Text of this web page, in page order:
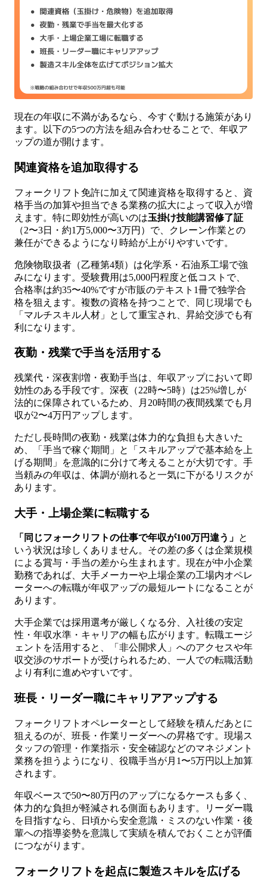
現在の年収に不満があるなら、今すぐ動ける施策があり
ます。以下の5つの方法を組み合わせることで、年収ア
ップの道が開けます。
関連資格を追加取得する
フォークリフト免許に加えて関連資格を取得すると、資
格手当の加算や担当できる業務の拡大によって収入が増
えます。特に即効性が高いのは玉掛け技能講習修了証
（2〜3日・約1万5,000〜3万円）で、クレーン作業との
兼任ができるようになり時給が上がりやすいです。
危険物取扱者（乙種第4類）は化学系・石油系工場で強
みになります。受験費用は5,000円程度と低コストで、
合格率は約35〜40%ですが市販のテキスト1冊で独学合
格を狙えます。複数の資格を持つことで、同じ現場でも
「マルチスキル人材」として重宝され、昇給交渉でも有
利になります。
夜勤・残業で手当を活用する
残業代・深夜割増・夜勤手当は、年収アップにおいて即
効性のある手段です。深夜（22時〜5時）は25%増しが
法的に保障されているため、月20時間の夜間残業でも月
収が2〜4万円アップします。
ただし長時間の夜勤・残業は体力的な負担も大きいた
め、「手当で稼ぐ期間」と「スキルアップで基本給を上
げる期間」を意識的に分けて考えることが大切です。手
当頼みの年収は、体調が崩れると一気に下がるリスクが
あります。
大手・上場企業に転職する
「同じフォークリフトの仕事で年収が100万円違う」 と
いう状況は珍しくありません。その差の多くは企業規模
による賞与・手当の差から生まれます。現在が中小企業
勤務であれば、大手メーカーや上場企業の工場内オペレ
ーターへの転職が年収アップの最短ルートになることが
あります。
大手企業では採用選考が厳しくなる分、入社後の安定
性・年収水準・キャリアの幅も広がります。転職エージ
ェントを活用すると、「非公開求人」へのアクセスや年
収交渉のサポートが受けられるため、一人での転職活動
より有利に進めやすいです。
班長・リーダー職にキャリアアップする
フォークリフトオペレーターとして経験を積んだあとに
狙えるのが、班長・作業リーダーへの昇格です。現場ス
タッフの管理・作業指示・安全確認などのマネジメント
業務を担うようになり、役職手当が月1〜5万円以上加算
されます。
年収ベースで50〜80万円のアップになるケースも多く、
体力的な負担が軽減される側面もあります。リーダー職
を目指すなら、日頃から安全意識・ミスのない作業・後
輩への指導姿勢を意識して実績を積んでおくことが評価
につながります。
フォークリフトを起点に製造スキルを広げる